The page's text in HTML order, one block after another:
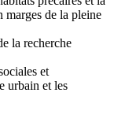
marges de la pleine
la recherche
et
urbain et les